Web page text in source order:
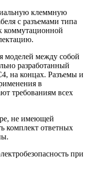
клеммную
с разъемами типа
коммутационной
моделей между собой
разработанный
на концах. Разъемы и
в
требованиям всех
не имеющей
комплект ответных
при